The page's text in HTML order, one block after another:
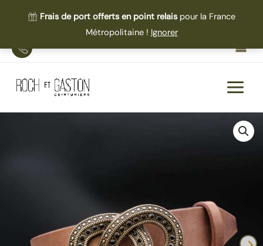
Frais de port offerts en point relaispour la France
Métropolitaine ! Ignorer
TEL